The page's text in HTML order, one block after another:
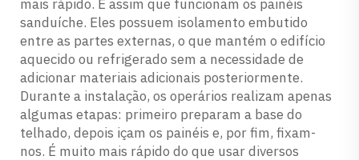
mais rápido. É assim que funcionam os painéis
sanduíche. Eles possuem isolamento embutido
entre as partes externas, o que mantém o edifício
aquecido ou refrigerado sem a necessidade de
adicionar materiais adicionais posteriormente.
Durante a instalação, os operários realizam apenas
algumas etapas: primeiro preparam a base do
telhado, depois içam os painéis e, por fim, fixam-
nos. É muito mais rápido do que usar diversos